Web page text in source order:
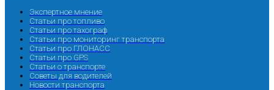
Экспертное мнение
Статьи про топливо
Статьи про тахограф
Статьи про мониторинг транспорта
Статьи про ГЛОНАСС
Статьи про GPS
Статьи о транспорте
Советы для водителей
Новости транспорта